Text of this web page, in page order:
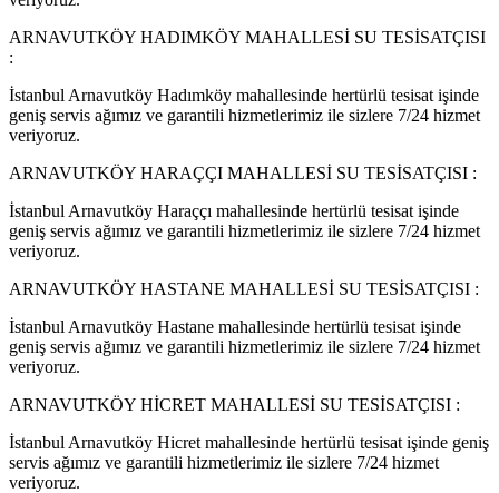
ARNAVUTKÖY HADIMKÖY MAHALLESİ SU TESİSATÇISI
:
İstanbul Arnavutköy Hadımköy mahallesinde hertürlü tesisat işinde
geniş servis ağımız ve garantili hizmetlerimiz ile sizlere 7/24 hizmet
veriyoruz.
ARNAVUTKÖY HARAÇÇI MAHALLESİ SU TESİSATÇISI :
İstanbul Arnavutköy Haraççı mahallesinde hertürlü tesisat işinde
geniş servis ağımız ve garantili hizmetlerimiz ile sizlere 7/24 hizmet
veriyoruz.
ARNAVUTKÖY HASTANE MAHALLESİ SU TESİSATÇISI :
İstanbul Arnavutköy Hastane mahallesinde hertürlü tesisat işinde
geniş servis ağımız ve garantili hizmetlerimiz ile sizlere 7/24 hizmet
veriyoruz.
ARNAVUTKÖY HİCRET MAHALLESİ SU TESİSATÇISI :
İstanbul Arnavutköy Hicret mahallesinde hertürlü tesisat işinde geniş
servis ağımız ve garantili hizmetlerimiz ile sizlere 7/24 hizmet
veriyoruz.